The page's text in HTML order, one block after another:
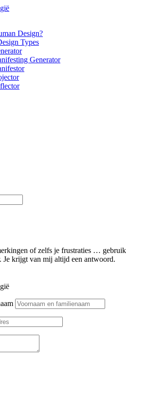
Design?
Types
Generator
of zelfs je frustraties … gebruik
Je krijgt van mij altijd een antwoord.